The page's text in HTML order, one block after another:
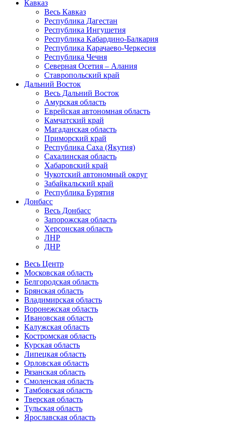
Кавказ
Весь Кавказ
Республика Дагестан
Республика Ингушетия
Республика Кабардино-Балкария
Республика Карачаево-Черкесия
Республика Чечня
Северная Осетия – Алания
Ставропольский край
Дальний Восток
Весь Дальний Восток
Амурская область
Еврейская автономная область
Камчатский край
Магаданская область
Приморский край
Республика Саха (Якутия)
Сахалинская область
Хабаровский край
Чукотский автономный округ
Забайкальский край
Республика Бурятия
Донбасс
Весь Донбасс
Запорожская область
Херсонская область
ЛНР
ДНР
Весь Центр
Московская область
Белгородская область
Брянская область
Владимирская область
Воронежская область
Ивановская область
Калужская область
Костромская область
Курская область
Липецкая область
Орловская область
Рязанская область
Смоленская область
Тамбовская область
Тверская область
Тульская область
Ярославская область